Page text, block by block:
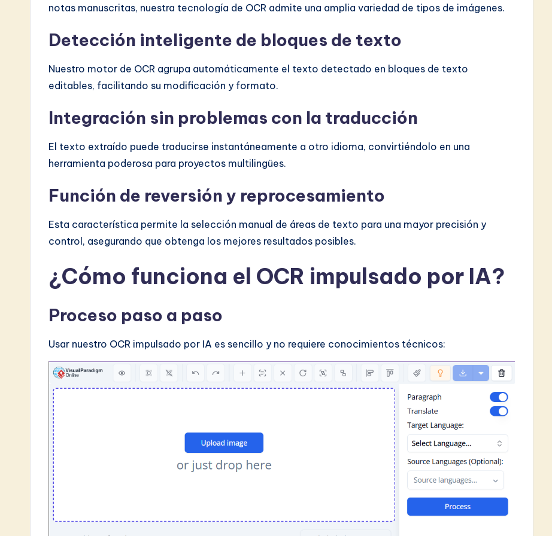
notas manuscritas, nuestra tecnología de OCR admite una amplia variedad de tipos de imágenes.
Detección inteligente de bloques de texto
Nuestro motor de OCR agrupa automáticamente el texto detectado en bloques de texto
editables, facilitando su modificación y formato.
Integración sin problemas con la traducción
El texto extraído puede traducirse instantáneamente a otro idioma, convirtiéndolo en una
herramienta poderosa para proyectos multilingües.
Función de reversión y reprocesamiento
Esta característica permite la selección manual de áreas de texto para una mayor precisión y
control, asegurando que obtenga los mejores resultados posibles.
¿Cómo funciona el OCR impulsado por IA?
Proceso paso a paso
Usar nuestro OCR impulsado por IA es sencillo y no requiere conocimientos técnicos: